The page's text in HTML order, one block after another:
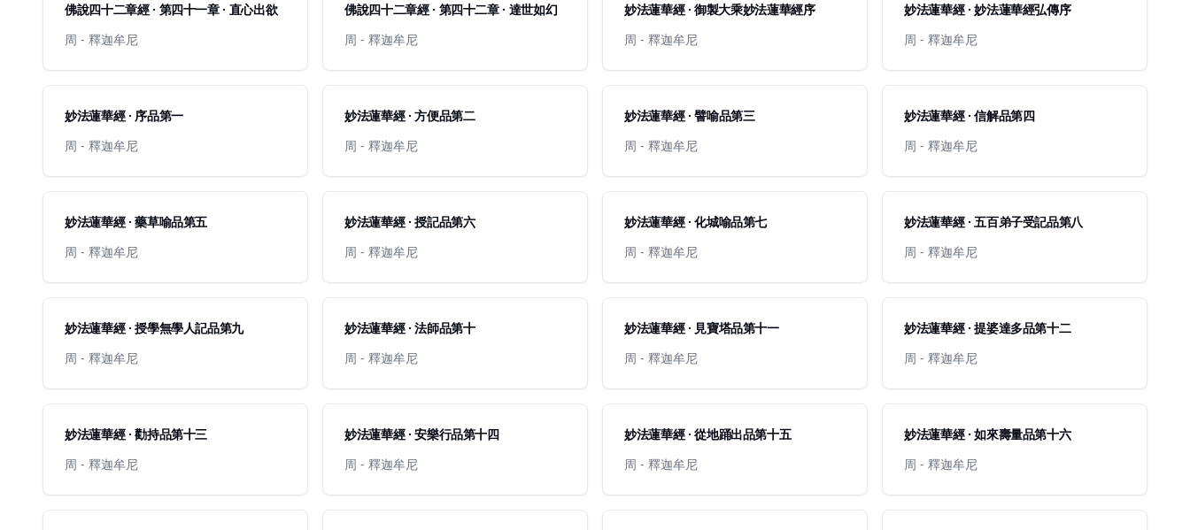
佛說四十二章經 · 第四十一章 · 直心出欲
周 - 釋迦牟尼
佛說四十二章經 · 第四十二章 · 達世如幻
周 - 釋迦牟尼
妙法蓮華經 · 御製大乘妙法蓮華經序
周 - 釋迦牟尼
妙法蓮華經 · 妙法蓮華經弘傳序
周 - 釋迦牟尼
妙法蓮華經 · 序品第一
周 - 釋迦牟尼
妙法蓮華經 · 方便品第二
周 - 釋迦牟尼
妙法蓮華經 · 譬喻品第三
周 - 釋迦牟尼
妙法蓮華經 · 信解品第四
周 - 釋迦牟尼
妙法蓮華經 · 藥草喻品第五
周 - 釋迦牟尼
妙法蓮華經 · 授記品第六
周 - 釋迦牟尼
妙法蓮華經 · 化城喻品第七
周 - 釋迦牟尼
妙法蓮華經 · 五百弟子受記品第八
周 - 釋迦牟尼
妙法蓮華經 · 授學無學人記品第九
周 - 釋迦牟尼
妙法蓮華經 · 法師品第十
周 - 釋迦牟尼
妙法蓮華經 · 見寶塔品第十一
周 - 釋迦牟尼
妙法蓮華經 · 提婆達多品第十二
周 - 釋迦牟尼
妙法蓮華經 · 勸持品第十三
周 - 釋迦牟尼
妙法蓮華經 · 安樂行品第十四
周 - 釋迦牟尼
妙法蓮華經 · 從地踊出品第十五
周 - 釋迦牟尼
妙法蓮華經 · 如來壽量品第十六
周 - 釋迦牟尼